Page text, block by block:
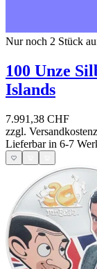
Nur noch 2 Stück
100 Unze
Islands
7.991,38 CHF
zzgl. Versandkosten
Lieferbar in 6-7